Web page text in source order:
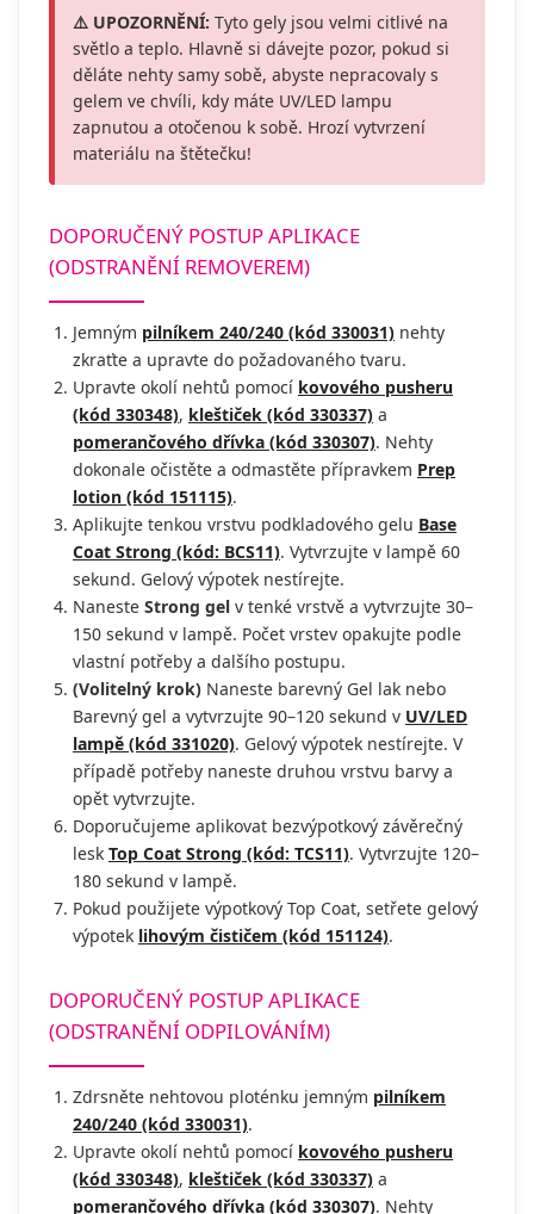
⚠️ UPOZORNĚNÍ: Tyto gely jsou velmi citlivé na
světlo a teplo. Hlavně si dávejte pozor, pokud si
děláte nehty samy sobě, abyste nepracovaly s
gelem ve chvíli, kdy máte UV/LED lampu
zapnutou a otočenou k sobě. Hrozí vytvrzení
materiálu na štětečku!
DOPORUČENÝ POSTUP APLIKACE
(ODSTRANĚNÍ REMOVEREM)
Jemným pilníkem 240/240 (kód 330031) nehty
zkraťte a upravte do požadovaného tvaru.
Upravte okolí nehtů pomocí kovového pusheru
(kód 330348), kleštiček (kód 330337) a
pomerančového dřívka (kód 330307). Nehty
dokonale očistěte a odmastěte přípravkem Prep
lotion (kód 151115).
Aplikujte tenkou vrstvu podkladového gelu Base
Coat Strong (kód: BCS11). Vytvrzujte v lampě 60
sekund. Gelový výpotek nestírejte.
Naneste Strong gel v tenké vrstvě a vytvrzujte 30–
150 sekund v lampě. Počet vrstev opakujte podle
vlastní potřeby a dalšího postupu.
(Volitelný krok) Naneste barevný Gel lak nebo
Barevný gel a vytvrzujte 90–120 sekund v UV/LED
lampě (kód 331020). Gelový výpotek nestírejte. V
případě potřeby naneste druhou vrstvu barvy a
opět vytvrzujte.
Doporučujeme aplikovat bezvýpotkový závěrečný
lesk Top Coat Strong (kód: TCS11). Vytvrzujte 120–
180 sekund v lampě.
Pokud použijete výpotkový Top Coat, setřete gelový
výpotek lihovým čističem (kód 151124).
DOPORUČENÝ POSTUP APLIKACE
(ODSTRANĚNÍ ODPILOVÁNÍM)
Zdrsněte nehtovou ploténku jemným pilníkem
240/240 (kód 330031).
Upravte okolí nehtů pomocí kovového pusheru
(kód 330348), kleštiček (kód 330337) a
pomerančového dřívka (kód 330307). Nehty